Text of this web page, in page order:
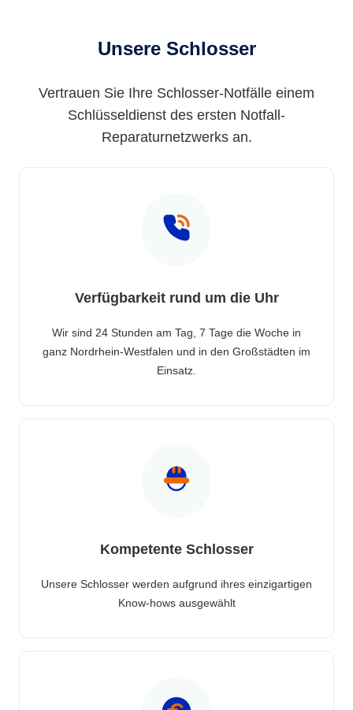
Unsere Schlosser
Vertrauen Sie Ihre Schlosser-Notfälle einem
Schlüsseldienst des ersten Notfall-
Reparaturnetzwerks an.
Verfügbarkeit rund um die Uhr
Wir sind 24 Stunden am Tag, 7 Tage die Woche in
ganz Nordrhein-Westfalen und in den Großstädten im
Einsatz.
Kompetente Schlosser
Unsere Schlosser werden aufgrund ihres einzigartigen
Know-hows ausgewählt